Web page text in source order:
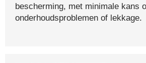
bescherming, met minimale kans
onderhoudsproblemen of lekkage.